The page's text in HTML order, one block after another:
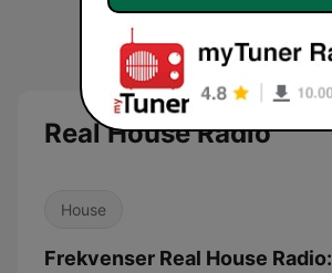
Real House Radio
House
Frekvenser Real House Radio: